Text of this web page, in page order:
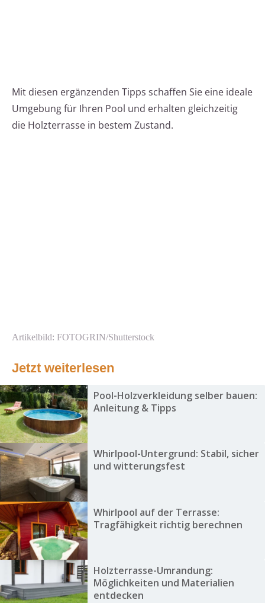
Mit diesen ergänzenden Tipps schaffen Sie eine ideale
Umgebung für Ihren Pool und erhalten gleichzeitig
die Holzterrasse in bestem Zustand.
Artikelbild: FOTOGRIN/Shutterstock
Jetzt weiterlesen
Pool-Holzverkleidung selber bauen:
Anleitung & Tipps
Whirlpool-Untergrund: Stabil, sicher
und witterungsfest
Whirlpool auf der Terrasse:
Tragfähigkeit richtig berechnen
Holzterrasse-Umrandung:
Möglichkeiten und Materialien
entdecken